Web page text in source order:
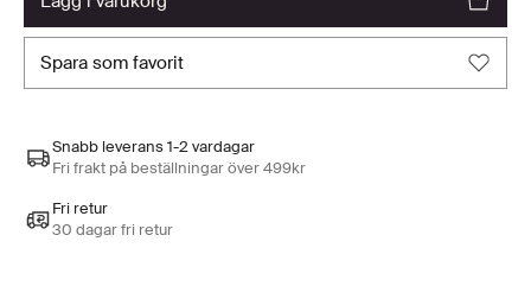
spara som favorit
Snabb leverans 1-2 vardagar
Fri frakt på beställningar över 499kr
Fri retur
30 dagar fri retur